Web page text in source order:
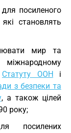
посиленого
становлять
мир та
міжнародному
Статуту ООН i
з безпеки та
, а також цілей
року;
посилених